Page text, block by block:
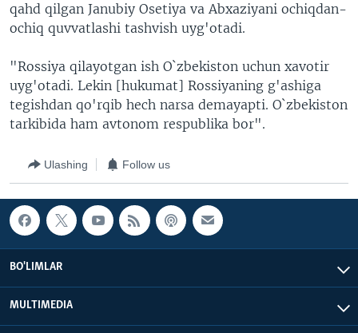
qahd qilgan Janubiy Osetiya va Abxaziyani ochiqdan-
ochiq quvvatlashi tashvish uyg'otadi.
"Rossiya qilayotgan ish O`zbekiston uchun xavotir
uyg'otadi. Lekin [hukumat] Rossiyaning g'ashiga
tegishdan qo'rqib hech narsa demayapti. O`zbekiston
tarkibida ham avtonom respublika bor".
Ulashing Follow us
BO'LIMLAR
MULTIMEDIA